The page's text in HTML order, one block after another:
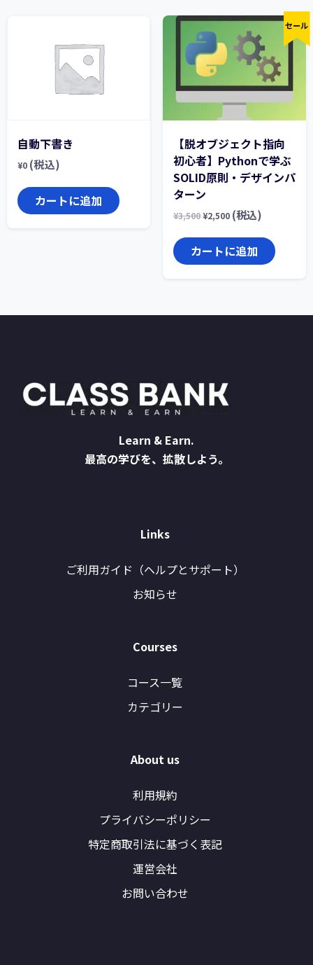
自動下書き
¥0 (税込)
カートに追加
セール
【脱オブジェクト指向
初心者】Pythonで学ぶ
SOLID原則・デザインパ
ターン
¥3,500 ¥2,500 (税込)
カートに追加
Learn & Earn.
最高の学びを、拡散しよう。
Links
ご利用ガイド（ヘルプとサポート）
お知らせ
Courses
コース一覧
カテゴリー
About us
利用規約
プライバシーポリシー
特定商取引法に基づく表記
運営会社
お問い合わせ